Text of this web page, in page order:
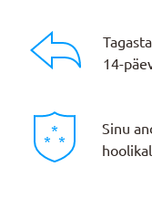
14-
Sinu